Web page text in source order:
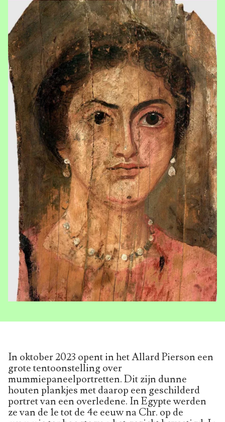
In oktober 2023 opent in het Allard Pierson een
grote tentoonstelling over
mummiepaneelportretten. Dit zijn dunne
houten plankjes met daarop een geschilderd
portret van een overledene. In Egypte werden
ze van de 1e tot de 4e eeuw na Chr. op de